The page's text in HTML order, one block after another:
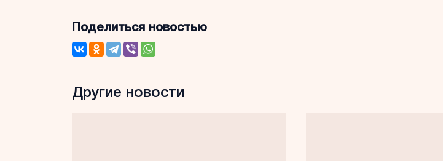
Поделиться новостью
Другие новости